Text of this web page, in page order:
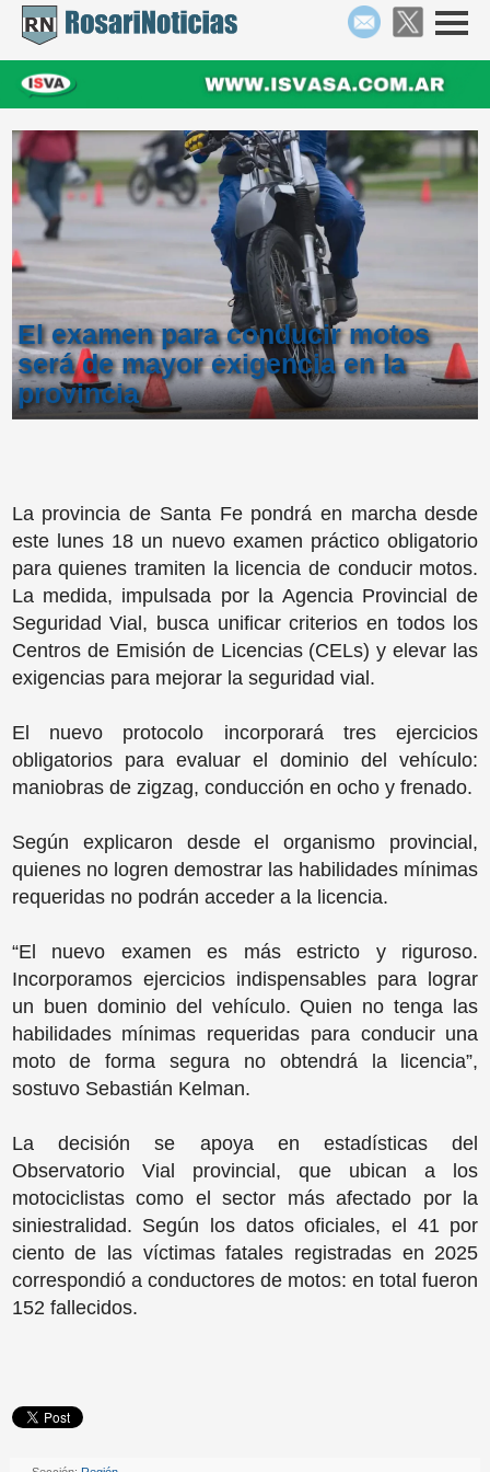
El examen para conducir motos
será de mayor exigencia en la
provincia
La provincia de Santa Fe pondrá en marcha desde
este lunes 18 un nuevo examen práctico obligatorio
para quienes tramiten la licencia de conducir motos.
La medida, impulsada por la Agencia Provincial de
Seguridad Vial, busca unificar criterios en todos los
Centros de Emisión de Licencias (CELs) y elevar las
exigencias para mejorar la seguridad vial.
El nuevo protocolo incorporará tres ejercicios
obligatorios para evaluar el dominio del vehículo:
maniobras de zigzag, conducción en ocho y frenado.
Según explicaron desde el organismo provincial,
quienes no logren demostrar las habilidades mínimas
requeridas no podrán acceder a la licencia.
“El nuevo examen es más estricto y riguroso.
Incorporamos ejercicios indispensables para lograr
un buen dominio del vehículo. Quien no tenga las
habilidades mínimas requeridas para conducir una
moto de forma segura no obtendrá la licencia”,
sostuvo Sebastián Kelman.
La decisión se apoya en estadísticas del
Observatorio Vial provincial, que ubican a los
motociclistas como el sector más afectado por la
siniestralidad. Según los datos oficiales, el 41 por
ciento de las víctimas fatales registradas en 2025
correspondió a conductores de motos: en total fueron
152 fallecidos.